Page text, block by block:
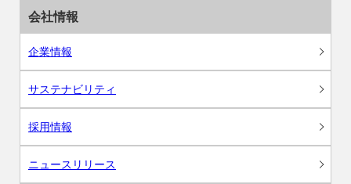
会社情報
企業情報
サステナビリティ
採用情報
ニュースリリース